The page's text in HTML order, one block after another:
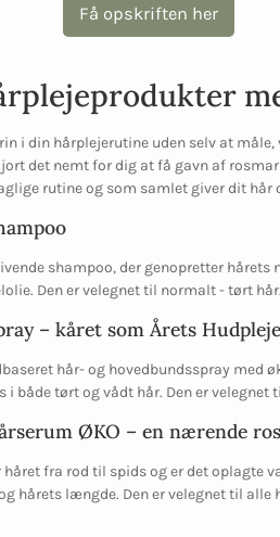
Få opskriften her
i din hårplejerutine uden selv at
det nemt for dig at få gavn af
rutine og som samlet giver dit hår
shampoo, der genopretter
Den er velegnet til normalt - tørt hår.
– kåret som Årets
hår- og hovedbundsspray
i både tørt og vådt hår. Den er velegnet
ØKO – en nærende
fra rod til spids og er det oplagte
hårets længde. Den er velegnet til alle